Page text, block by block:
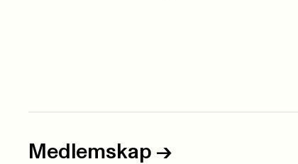
Medlemskap ->